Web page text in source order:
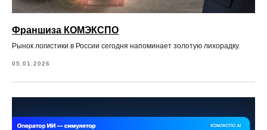
Франшиза КОМЭКСПО
Рынок логистики в России сегодня напоминает золотую лихорадку.
05.01.2026